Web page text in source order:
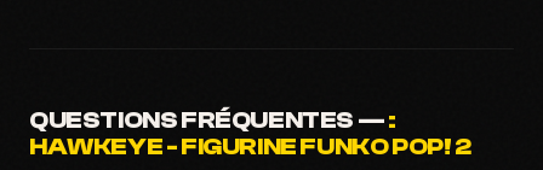
QUESTIONS FRÉQUENTES —:
HAWKEYE - FIGURINE FUNKO POP! 2